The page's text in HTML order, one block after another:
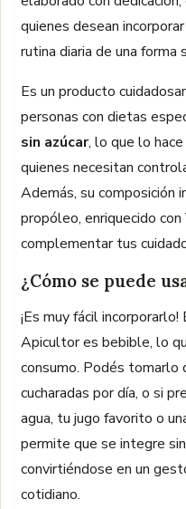
quienes desean
rutina diaria de una forma
Es un producto
personas con dietas
sin azúcar, lo que lo
quienes necesitan
Además, su composición
propóleo, enriquecido
complementar tus
¿Cómo se puede
¡Es muy fácil
Apicultor es bebible, lo
consumo. Podés
cucharadas por día, o si
agua, tu jugo favorito o
permite que se integre
convirtiéndose en un
cotidiano.